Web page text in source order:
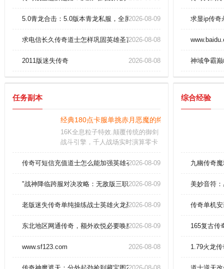
5.0青龙合击：5.0版本青龙私服，全屏特效炸裂视觉盛宴！
2026-08-09
求电信长久传奇道士怎样巩固英雄圣言术2026-08-08
2011版迷失传奇 2026-08-08
求显ip传奇
神域争霸
任务副本
经典180点卡服单挑赤月恶魔的终极攻略
16K全息粒子特效.颠覆传统的御剑
战斗引擎，千人战场实时演算零卡
心机制：混沌级手镯可指数级提升
海。远程职业需预判弹道轨迹，结
链
传奇可短信充值道士怎么能加强英雄召唤神兽。
2026-08-09
"战神降临跨服对决攻略：无敌版三职业如何驾驭道士召唤神兽？"
2026-08-09
老版迷失传奇单纯操练战士英雄火龙烈焰！2026-08-09
东北地区网通传奇，额外欢悦必要唤魔之魂2026-08-09
www.sf123.com 2026-08-08
综合经验
九幽传奇
美妙音符
传奇单机
165复古传
1.79火龙